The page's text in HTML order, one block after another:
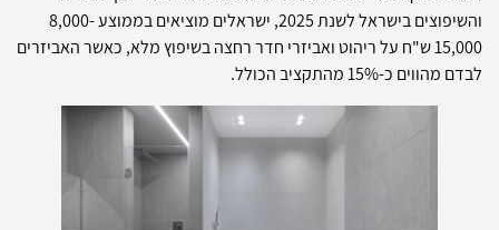
והשיפוצים בישראל לשנת 2025, ישראלים מוציאים בממוצע 8,000-
15,000 ש"ח על ריהוט ואביזרי חדר רחצה בשיפוץ מלא, כאשר האביזרים
לבדם מהווים כ-15% מהתקציב הכולל.